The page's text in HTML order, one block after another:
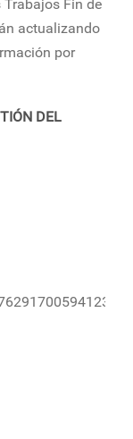
Fin de
actualizando
por
DEL